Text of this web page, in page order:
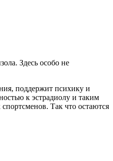
Здесь особо не
поддержит психику и
к эстрадиолу и таким
Так что остаются